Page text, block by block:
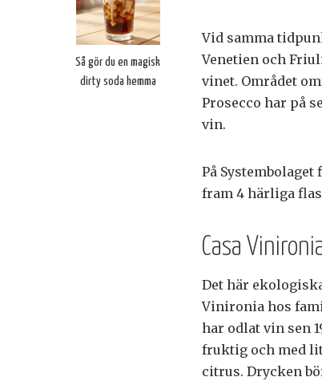
Så gör du en magisk
dirty soda hemma
Vid samma
Venetien och
vinet. Området
Prosecco har på
vin.
På
fram 4 härliga
Casa
Det här
Vinironia hos
har odlat vin sen
fruktig och med
citrus. Drycken